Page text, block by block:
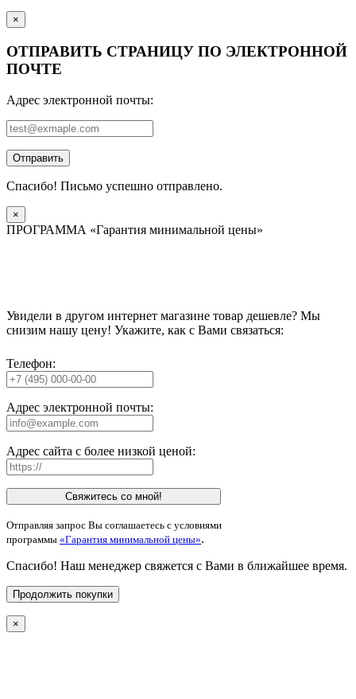
×
ОТПРАВИТЬ СТРАНИЦУ ПО ЭЛЕКТРОННОЙ
ПОЧТЕ
Адрес электронной почты:
Отправить
Спасибо! Письмо успешно отправлено.
×
ПРОГРАММА «Гарантия минимальной цены»
Увидели в другом интернет магазине товар дешевле? Мы
снизим нашу цену! Укажите, как с Вами связаться:
Телефон:
Адрес электронной почты:
Адрес сайта с более низкой ценой:
Свяжитесь со мной!
Отправляя запрос Вы соглашаетесь с условиями
программы «Гарантия минимальной цены».
Спасибо! Наш менеджер свяжется с Вами в ближайшее время.
Продолжить покупки
×